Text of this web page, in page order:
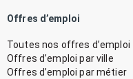
Offres d’emploi
Toutes nos offres d’emploi
Offres d’emploi par ville
Offres d’emploi par métier